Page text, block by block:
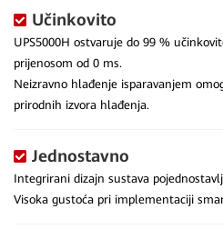
Učinkovito
UPS5000H ostvaruje do 99 %
prijenosom od 0 ms.
Neizravno hlađenje isparavanjem
prirodnih izvora hlađenja.
Jednostavno
Integrirani dizajn sustava
Visoka gustoća pri implementaciji